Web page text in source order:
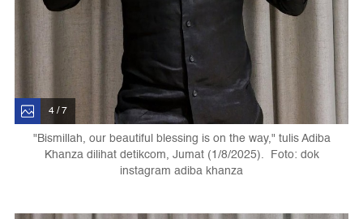
4 / 7
"Bismillah, our beautiful blessing is on the way," tulis Adiba
Khanza dilihat detikcom, Jumat (1/8/2025). Foto: dok
instagram adiba khanza